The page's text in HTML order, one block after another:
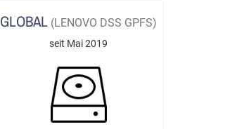
GLOBAL (LENOVO DSS GPFS)
seit Mai 2019